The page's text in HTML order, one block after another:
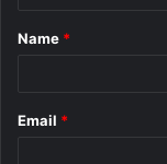
*
Name *
Email *